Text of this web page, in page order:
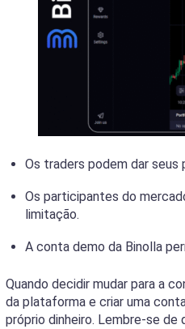
Os traders podem dar seus
Os participantes do
limitação.
A conta demo da Binolla
Quando decidir mudar para a
da plataforma e criar uma
próprio dinheiro. Lembre-se